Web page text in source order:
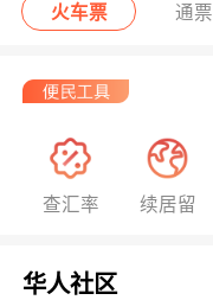
火车票 通票
查汇率 续居留
华人社区